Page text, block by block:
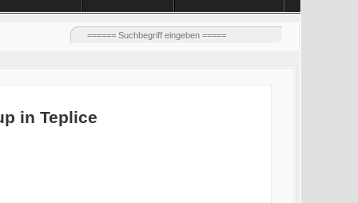
in Teplice